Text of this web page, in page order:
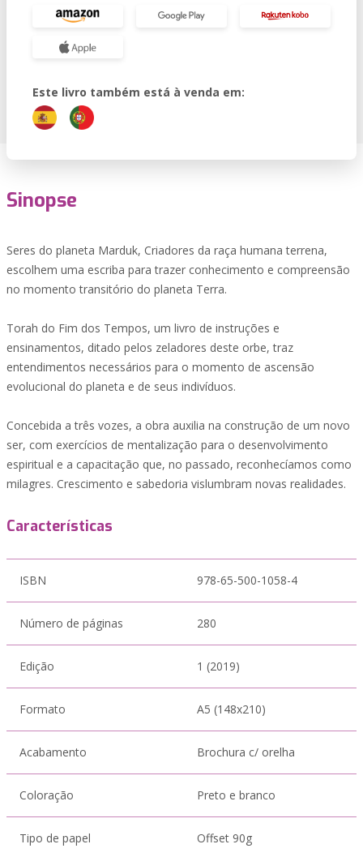
Este livro também está à venda em:
Sinopse
Seres do planeta Marduk, Criadores da raça humana terrena,
escolhem uma escriba para trazer conhecimento e compreensão
no momento transitório do planeta Terra.
Torah do Fim dos Tempos, um livro de instruções e
ensinamentos, ditado pelos zeladores deste orbe, traz
entendimentos necessários para o momento de ascensão
evolucional do planeta e de seus indivíduos.
Concebida a três vozes, a obra auxilia na construção de um novo
ser, com exercícios de mentalização para o desenvolvimento
espiritual e a capacitação que, no passado, reconhecíamos como
milagres. Crescimento e sabedoria vislumbram novas realidades.
Características
ISBN 978-65-500-1058-4
Número de páginas 280
Edição 1 (2019)
Formato A5 (148x210)
Acabamento Brochura c/ orelha
Coloração Preto e branco
Tipo de papel Offset 90g